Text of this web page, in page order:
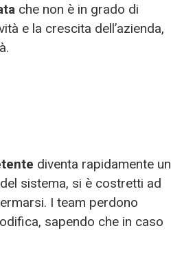
che non è in grado di
e la crescita dell’azienda,
diventa rapidamente un
sistema, si è costretti ad
I team perdono
sapendo che in caso